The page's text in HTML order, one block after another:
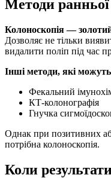
Методи ранньої
Колоноскопія —
Дозволяє не тільки
видалити поліп під час
Інші методи, які
Фекальний
КТ-колонографія
Гнучка
Однак при позитивних
потрібна колоноскопія.
Коли